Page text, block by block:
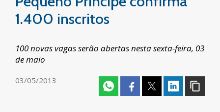
1.400 inscritos
100 novas vagas serão abertas nesta sexta-feira, 03
de maio
03/05/2013